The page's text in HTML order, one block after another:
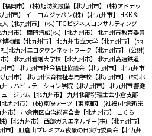
福岡市】 (株)旭防災設備【北九州市】 (株)アドテッ
州市】 イーコムジャパン(株)【北九州市】 HKK＆
【北九州市】 (株)FFGビジネスコンサルティング
州市】 関門汽船(株)【北九州市】 北九州市教育委員
物館【北九州市】 北九州市立大学【北九州市】 (地
)北九州エコタウンネットワーク【北九州市】 (公財)
】 北九州看護大学校【北九州市】 北九州高速鉄道
市】 北九州市社会福祉協議会【北九州市】 北九州市
州市】 北九州保育福祉専門学校【北九州市】 (株)北
リハビリテーション学院【北九州市】 北九州市響灘
ージアム【北九州市】 九州北部税理士会小倉支部
九州市】 (株)京映アーツ【東京都】 (社福)小倉新栄
市】 小倉南区自治総連合会【北九州市】
こくら
)【北九州市】 西部ガスエネルギー(株)【北九州市】
市】 皿倉山プレミアム夜景の日実行委員会【北九州